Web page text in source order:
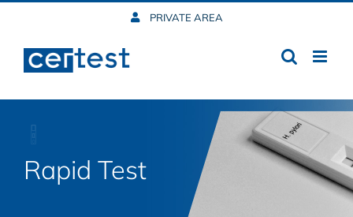
content
PRIVATE AREA
Rapid Test